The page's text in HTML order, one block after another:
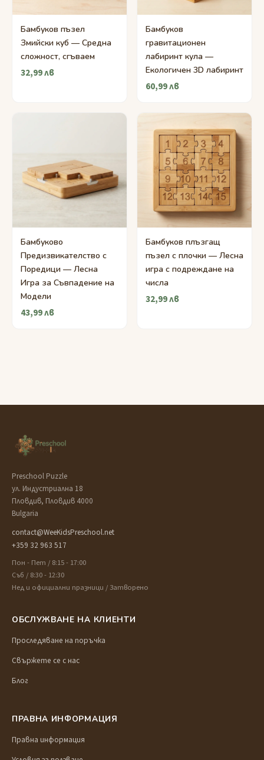
Бамбуков пъзел
Змийски куб — Средна
сложност, сгъваем
32,99 лв
Бамбуков
гравитационен
лабиринт кула —
Екологичен 3D лабиринт
60,99 лв
Бамбуково
Предизвикателство с
Поредици — Лесна
Игра за Съвпадение на
Модели
43,99 лв
Бамбуков плъзгащ
пъзел с плочки — Лесна
игра с подреждане на
числа
32,99 лв
Preschool Puzzle
ул. Индустриална 18
Пловдив, Пловдив 4000
Bulgaria
contact@WeeKidsPreschool.net
+359 32 963 517
Пон - Пет / 8:15 - 17:00
Съб / 8:30 - 12:30
Нед и официални празници / Затворено
ОБСЛУЖВАНЕ НА КЛИЕНТИ
Проследяване на поръчка
Свържете се с нас
Блог
ПРАВНА ИНФОРМАЦИЯ
Правна информация